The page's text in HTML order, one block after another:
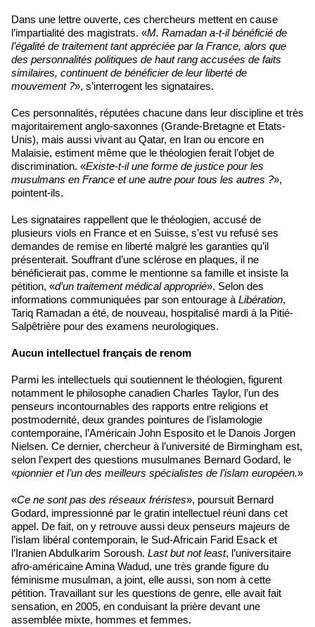
Dans une lettre ouverte, ces chercheurs mettent en cause
l’impartialité des magistrats. «M. Ramadan a-t-il bénéficié de
l’égalité de traitement tant appréciée par la France, alors que
des personnalités politiques de haut rang accusées de faits
similaires, continuent de bénéficier de leur liberté de
mouvement ?», s’interrogent les signataires.
Ces personnalités, réputées chacune dans leur discipline et très
majoritairement anglo-saxonnes (Grande-Bretagne et Etats-
Unis), mais aussi vivant au Qatar, en Iran ou encore en
Malaisie, estiment même que le théologien ferait l’objet de
discrimination. «Existe-t-il une forme de justice pour les
musulmans en France et une autre pour tous les autres ?»,
pointent-ils.
Les signataires rappellent que le théologien, accusé de
plusieurs viols en France et en Suisse, s’est vu refusé ses
demandes de remise en liberté malgré les garanties qu’il
présenterait. Souffrant d’une sclérose en plaques, il ne
bénéficierait pas, comme le mentionne sa famille et insiste la
pétition, «d’un traitement médical approprié». Selon des
informations communiquées par son entourage à Libération,
Tariq Ramadan a été, de nouveau, hospitalisé mardi à la Pitié-
Salpêtrière pour des examens neurologiques.
Aucun intellectuel français de renom
Parmi les intellectuels qui soutiennent le théologien, figurent
notamment le philosophe canadien Charles Taylor, l’un des
penseurs incontournables des rapports entre religions et
postmodernité, deux grandes pointures de l’islamologie
contemporaine, l’Américain John Esposito et le Danois Jorgen
Nielsen. Ce dernier, chercheur à l’université de Birmingham est,
selon l’expert des questions musulmanes Bernard Godard, le
«pionnier et l’un des meilleurs spécialistes de l’islam européen.»
«Ce ne sont pas des réseaux fréristes», poursuit Bernard
Godard, impressionné par le gratin intellectuel réuni dans cet
appel. De fait, on y retrouve aussi deux penseurs majeurs de
l’islam libéral contemporain, le Sud-Africain Farid Esack et
l’Iranien Abdulkarim Soroush. Last but not least, l’universitaire
afro-américaine Amina Wadud, une très grande figure du
féminisme musulman, a joint, elle aussi, son nom à cette
pétition. Travaillant sur les questions de genre, elle avait fait
sensation, en 2005, en conduisant la prière devant une
assemblée mixte, hommes et femmes.